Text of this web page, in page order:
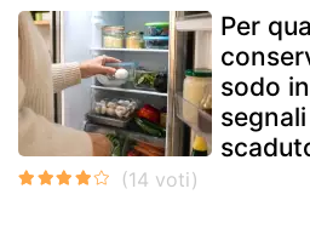
Per
sodo